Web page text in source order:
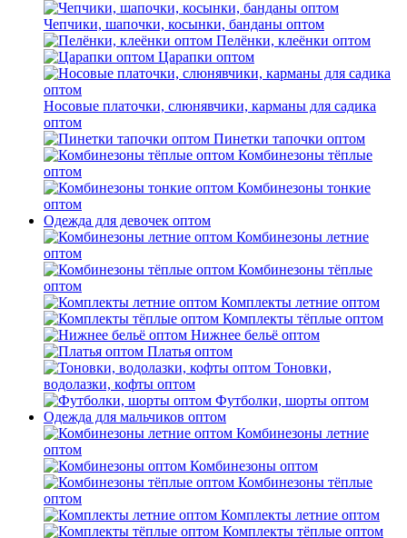
Чепчики, шапочки, косынки, банданы оптом
Пелёнки, клеёнки оптом
Царапки оптом
Носовые платочки, слюнявчики, карманы для садика
оптом
Пинетки тапочки оптом
Комбинезоны тёплые
оптом
Комбинезоны тонкие
оптом
Одежда для девочек оптом
Комбинезоны летние
оптом
Комбинезоны тёплые
оптом
Комплекты летние оптом
Комплекты тёплые оптом
Нижнее бельё оптом
Платья оптом
Тоновки,
водолазки, кофты оптом
Футболки, шорты оптом
Одежда для мальчиков оптом
Комбинезоны летние
оптом
Комбинезоны оптом
Комбинезоны тёплые
оптом
Комплекты летние оптом
Комплекты тёплые оптом